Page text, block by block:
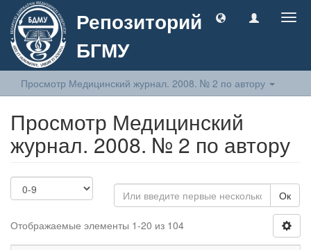
Репозиторий
БГМУ
Просмотр Медицинский журнал. 2008. № 2 по автору
Просмотр Медицинский
журнал. 2008. № 2 по автору
Ок
Отображаемые элементы 1-20 из 104